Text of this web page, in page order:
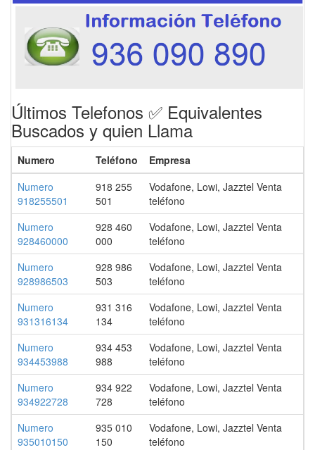
Últimos Telefonos ✅ Equivalentes
Buscados y quien Llama
Numero Teléfono
Empresa
Numero
918255501
918 255
501
Vodafone, Lowi, Jazztel Venta
teléfono
Numero
928460000
928 460
000
Vodafone, Lowi, Jazztel Venta
teléfono
Numero
928986503
928 986
503
Vodafone, Lowi, Jazztel Venta
teléfono
Numero
931316134
931 316
134
Vodafone, Lowi, Jazztel Venta
teléfono
Numero
934453988
934 453
988
Vodafone, Lowi, Jazztel Venta
teléfono
Numero
934922728
934 922
728
Vodafone, Lowi, Jazztel Venta
teléfono
Numero
935010150
935 010
150
Vodafone, Lowi, Jazztel Venta
teléfono